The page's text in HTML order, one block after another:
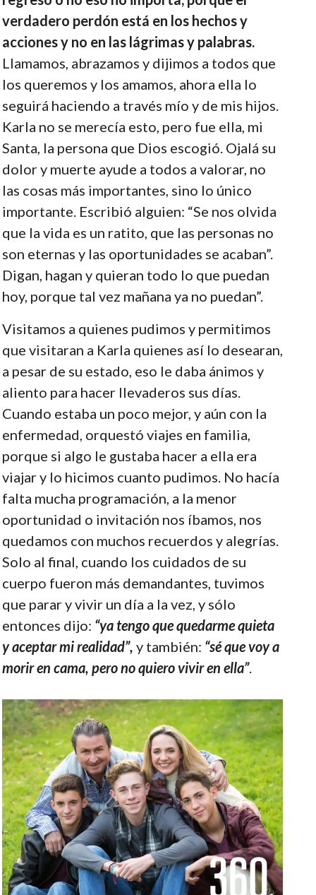
verdadero perdón está en los hechos y
acciones y no en las lágrimas y palabras.
Llamamos, abrazamos y dijimos a todos que
los queremos y los amamos, ahora ella lo
seguirá haciendo a través mío y de mis hijos.
Karla no se merecía esto, pero fue ella, mi
Santa, la persona que Dios escogió. Ojalá su
dolor y muerte ayude a todos a valorar, no
las cosas más importantes, sino lo único
importante. Escribió alguien: “Se nos olvida
que la vida es un ratito, que las personas no
son eternas y las oportunidades se acaban”.
Digan, hagan y quieran todo lo que puedan
hoy, porque tal vez mañana ya no puedan”.
Visitamos a quienes pudimos y permitimos
que visitaran a Karla quienes así lo desearan,
a pesar de su estado, eso le daba ánimos y
aliento para hacer llevaderos sus días.
Cuando estaba un poco mejor, y aún con la
enfermedad, orquestó viajes en familia,
porque si algo le gustaba hacer a ella era
viajar y lo hicimos cuanto pudimos. No hacía
falta mucha programación, a la menor
oportunidad o invitación nos íbamos, nos
quedamos con muchos recuerdos y alegrías.
Solo al final, cuando los cuidados de su
cuerpo fueron más demandantes, tuvimos
que parar y vivir un día a la vez, y sólo
entonces dijo: “ya tengo que quedarme quieta
y aceptar mi realidad”, y también: “sé que voy a
morir en cama, pero no quiero vivir en ella”.